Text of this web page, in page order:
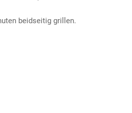
beidseitig grillen.